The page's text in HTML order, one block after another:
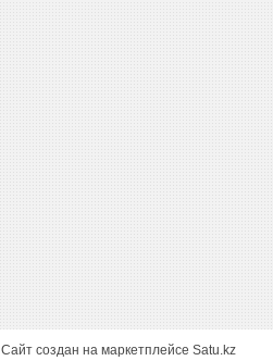
Сайт создан на маркетплейсе Satu.kz